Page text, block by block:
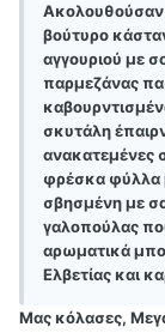
Ακολουθούσαν
βούτυρο
αγγουριού με
παρμεζάνας
σκυτάλη
ανακατεμένες
φρέσκα φύλλα
σβησμένη με
γαλοπούλας
αρωματικά
Ελβετίας και
Μας κόλασες,